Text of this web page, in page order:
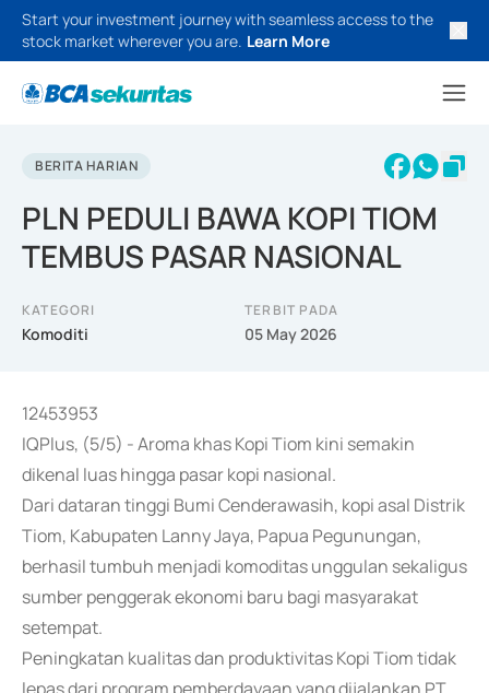
Start your investment journey with seamless access to the
stock market wherever you are. Learn More
BERITA HARIAN
PLN PEDULI BAWA KOPI TIOM
TEMBUS PASAR NASIONAL
KATEGORI
Komoditi
TERBIT PADA
05 May 2026
12453953
IQPlus, (5/5) - Aroma khas Kopi Tiom kini semakin
dikenal luas hingga pasar kopi nasional.
Dari dataran tinggi Bumi Cenderawasih, kopi asal Distrik
Tiom, Kabupaten Lanny Jaya, Papua Pegunungan,
berhasil tumbuh menjadi komoditas unggulan sekaligus
sumber penggerak ekonomi baru bagi masyarakat
setempat.
Peningkatan kualitas dan produktivitas Kopi Tiom tidak